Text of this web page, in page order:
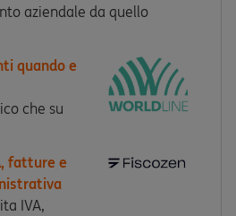
aziendale da quello
quando e
che su
fatture e
IVA,